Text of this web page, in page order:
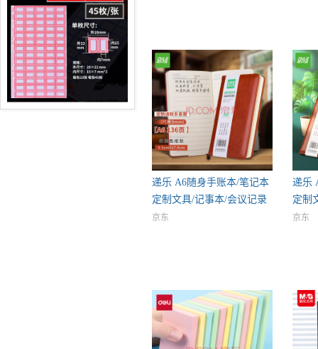
递乐 A6随身手账本/笔记本
定制文具/记事本/会议记录
京东
递乐
定制
京东